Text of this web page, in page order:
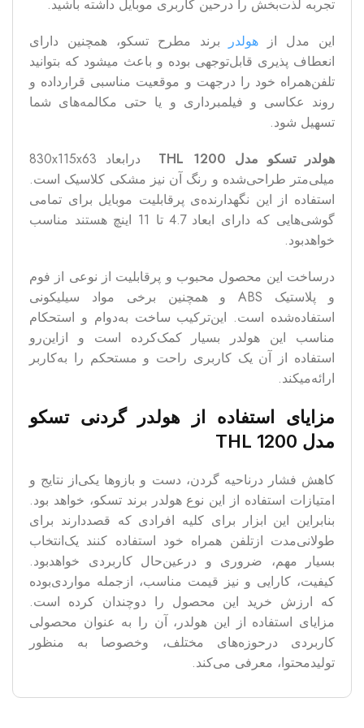
تجربه لذت‌بخش را درحین کاربری موبایل داشته باشید.
این مدل از هولدر
برند مطرح تسکو، همچنین دارای
انعطاف پذیری قابل‌توجهی بوده و باعث میشود که بتوانید
تلفن‌همراه خود را درجهت و موقعیت مناسبی قرارداده و
روند عکاسی و فیلمبرداری و یا حتی مکالمه‌های شما
تسهیل شود.
هولدر تسکو مدل 1200
درابعاد 830x115x63
میلی‌متر طراحی‌شده و رنگ آن نیز مشکی کلاسیک است.
استفاده از این نگهدارنده‌ی پرقابلیت موبایل برای تمامی
گوشی‌هایی که دارای ابعاد 4.7 تا 11 اینچ هستند مناسب
خواهدبود.
درساخت این محصول محبوب و پرقابلیت از نوعی از فوم
و پلاستیک ABS و همچنین برخی مواد سیلیکونی
استفاده‌شده است. این‌ترکیب ساخت به‌دوام و استحکام
مناسب این هولدر بسیار کمک‌کرده است و ازاین‌رو
استفاده از آن یک کاربری راحت و مستحکم را به‌کاربر
ارائه‌میکند.
مزایای استفاده از هولدر گردنی تسکو
مدل
کاهش فشار درناحیه گردن، دست و بازوها یکی‌از نتایج و
امتیازات استفاده از این نوع هولدر برند تسکو، خواهد بود.
بنابراین این ابزار برای کلیه افرادی که قصددارند برای
طولانی‌مدت ازتلفن همراه خود استفاده‌ کنند یک‌انتخاب
بسیار مهم، ضروری و درعین‌حال کاربردی خواهدبود.
کیفیت، کارایی و نیز قیمت مناسب، ازجمله مواردی‌بوده
که ارزش خرید این محصول را دوچندان کرده است.
مزایای استفاده از این هولدر، آن را به عنوان محصولی
کاربردی درحوزه‌های مختلف، وخصوصا به منظور
تولیدمحتوا، معرفی می‌کند.